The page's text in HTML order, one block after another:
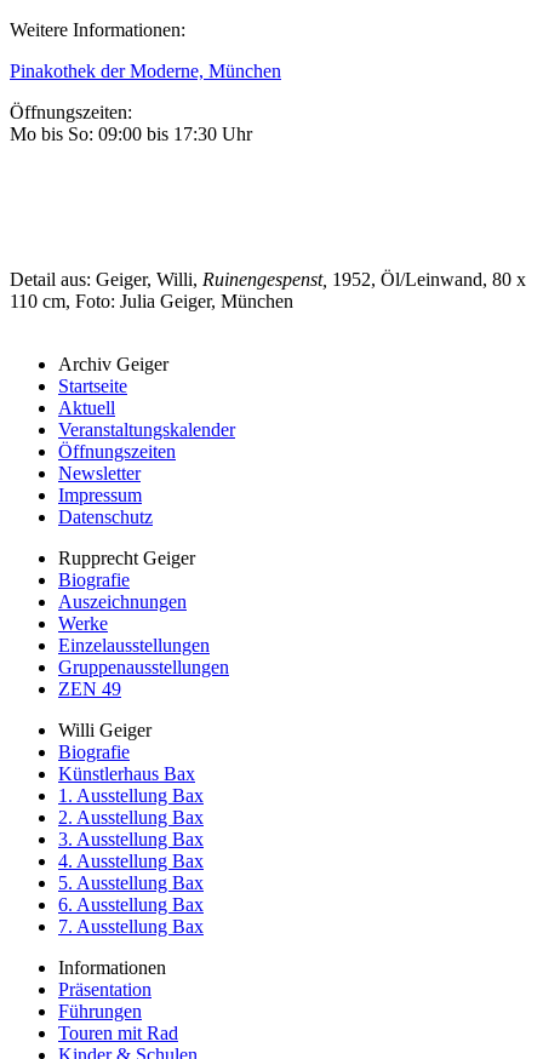
Weitere Informationen:
Pinakothek der Moderne, München
Öffnungszeiten:
Mo bis So: 09:00 bis 17:30 Uhr
Detail aus: Geiger, Willi, Ruinengespenst, 1952, Öl/Leinwand, 80 x
110 cm, Foto: Julia Geiger, München
Archiv Geiger
Startseite
Aktuell
Veranstaltungskalender
Öffnungszeiten
Newsletter
Impressum
Datenschutz
Rupprecht Geiger
Biografie
Auszeichnungen
Werke
Einzelausstellungen
Gruppenausstellungen
ZEN 49
Willi Geiger
Biografie
Künstlerhaus Bax
1. Ausstellung Bax
2. Ausstellung Bax
3. Ausstellung Bax
4. Ausstellung Bax
5. Ausstellung Bax
6. Ausstellung Bax
7. Ausstellung Bax
Informationen
Präsentation
Führungen
Touren mit Rad
Kinder & Schulen